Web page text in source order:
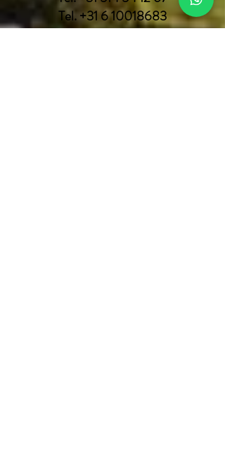
Tel.+31 6 10018683
Tel.+31 6 52643638